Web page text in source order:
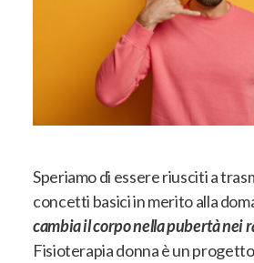
Speriamo di essere riusciti a
concetti basici in merito alla
cambia il corpo nella pubertà nei
Fisioterapia donna è un